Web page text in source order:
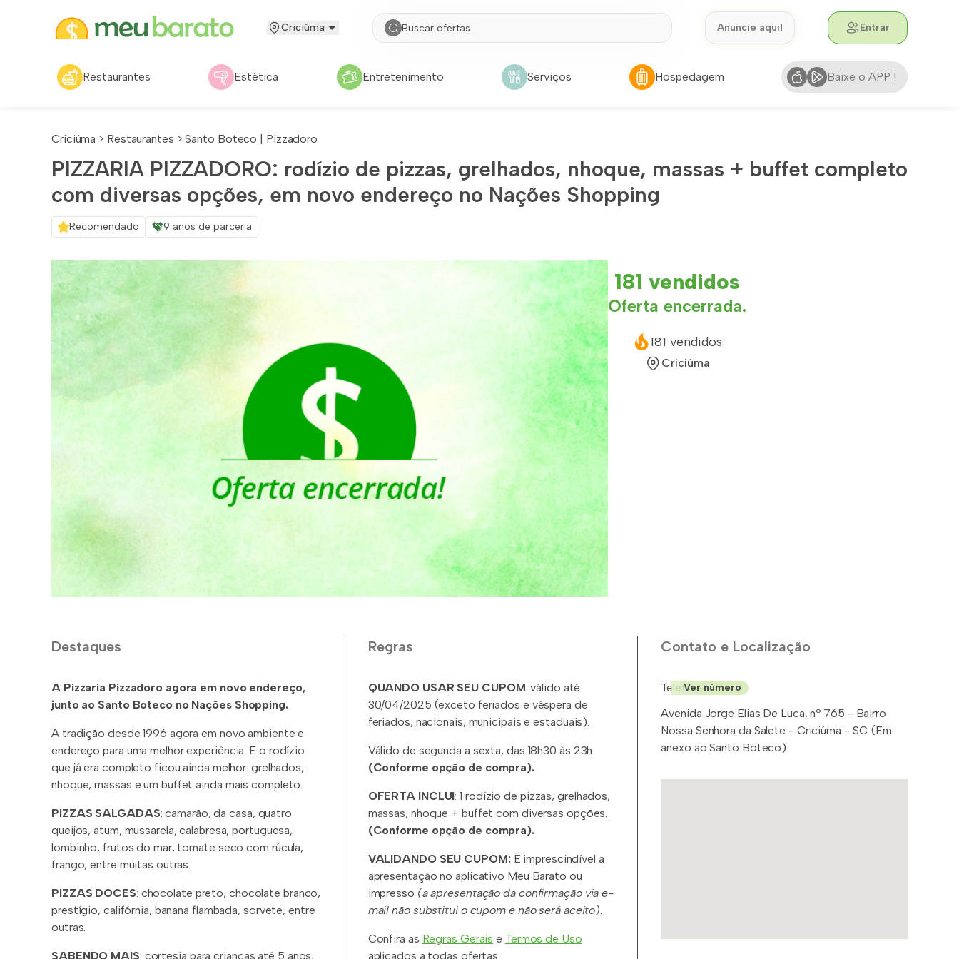
Criciúma Anuncie aqui! Entrar
Restaurantes Estética Entretenimento Serviços Hospedagem Baixe o APP !
Criciúma > Restaurantes >Santo Boteco | Pizzadoro
PIZZARIA PIZZADORO: rodízio de pizzas, grelhados, nhoque, massas + buffet completo
com diversas opções, em novo endereço no Nações Shopping
Recomendado 9 anos de parceria
181 vendidos
Oferta encerrada.
181 vendidos
Criciúma
Destaques
A Pizzaria Pizzadoro agora em novo endereço,
junto ao Santo Boteco no Nações Shopping.
A tradição desde 1996 agora em novo ambiente e
endereço para uma melhor experiência. E o rodízio
que já era completo ficou ainda melhor: grelhados,
nhoque, massas e um buffet ainda mais completo.
PIZZAS SALGADAS: camarão, da casa, quatro
queijos, atum, mussarela, calabresa, portuguesa,
lombinho, frutos do mar, tomate seco com rúcula,
frango, entre muitas outras.
PIZZAS DOCES: chocolate preto, chocolate branco,
prestígio, califórnia, banana flambada, sorvete, entre
outras.
SABENDO MAIS: cortesia para crianças até 5 anos,
Regras
QUANDO USAR SEU CUPOM: válido até
30/04/2025 (exceto feriados e véspera de
feriados, nacionais, municipais e estaduais).
Válido de segunda a sexta, das 18h30 às 23h.
(Conforme opção de compra).
OFERTA INCLUI: 1 rodízio de pizzas, grelhados,
massas, nhoque + buffet com diversas opções.
(Conforme opção de compra).
VALIDANDO SEU CUPOM:É imprescindível a
apresentação no aplicativo Meu Barato ou
impresso (a apresentação da confirmação via e-
mail não substitui o cupom e não será aceito).
Confira as Regras Gerais e Termos de Uso
aplicados a todas ofertas.
Contato e Localização
Telefone: (48)
Ver número
Avenida Jorge Elias De Luca, nº 765 - Bairro
Nossa Senhora da Salete - Criciúma - SC. (Em
anexo ao Santo Boteco).